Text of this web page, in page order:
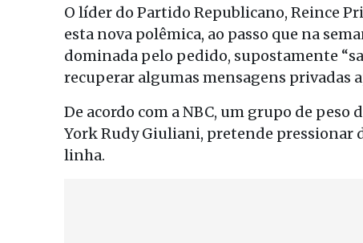
O líder do Partido Republicano, Reince
esta nova polêmica, ao passo que na
dominada pelo pedido, supostamente
recuperar algumas mensagens privadas
De acordo com a NBC, um grupo de
York Rudy Giuliani, pretende
linha.